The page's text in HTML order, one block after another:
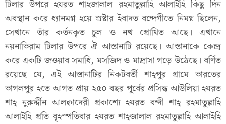
টিলার উপরে হযরত শাহজালাল রহমাতুল্লাহি আলাইহি কিছু দিন
অবস্থান করে ধ্যানমগ্ন হয়ে স্রষ্টার ইবাদত বন্দেগীতে নিমগ্ন ছিলেন,
সেখানে তাঁর কর্তনকৃত চুল ও নখ প্রোথিত আছে। এখানে
নয়নাভিরাম টিলার উপরে ঐ আস্তানাটি রয়েছে। আস্তানাকে কেন্দ্র
করে একটি জওয়াব সমাধি, মসজিদ ও মাদ্রাসা গড়ে উঠেছে। বর্ণিত
রয়েছে যে, এই আস্তানাটির নিকটবর্তী শাহ্পুর গ্রামে ভারতের
ভাগলপুর হতে আগত প্রায় ২৫০ বছর পূর্বের প্রসিদ্ধ আউলিয়া হযরত
শাহ্ নুরুর্দ্দীন আলক্বাদেরী প্রকাশ্যে হযরত বন্দী শাহ্ রহমাতুল্লাহি
আলাইহি প্রতি বৃহস্পতিবার হযরত শাহ্জালাল রহমাতুল্লাহি আলাইহি